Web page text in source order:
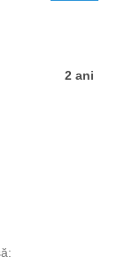
            2 ani
: